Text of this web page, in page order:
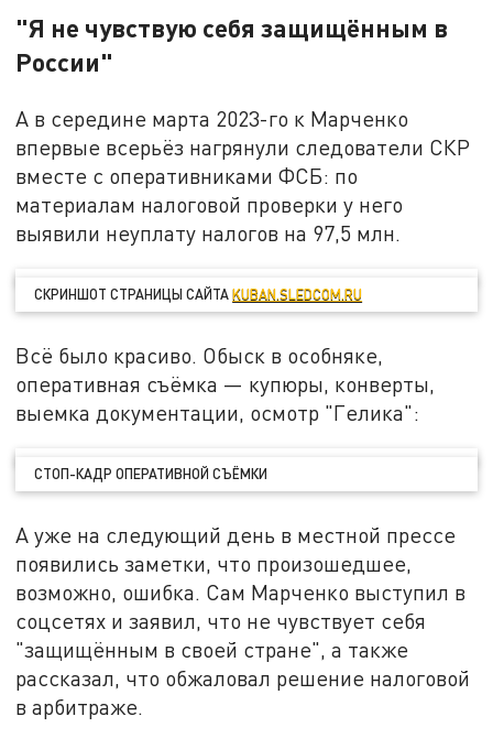
"Я не чувствую себя защищённым в
России"
А в середине марта 2023-го к Марченко
впервые всерьёз нагрянули следователи СКР
вместе с оперативниками ФСБ: по
материалам налоговой проверки у него
выявили неуплату налогов на 97,5 млн.
СКРИНШОТ СТРАНИЦЫ САЙТАKUBAN.SLEDCOM.RU
Всё было красиво. Обыск в особняке,
оперативная съёмка — купюры, конверты,
выемка документации, осмотр "Гелика":
СТОП-КАДР ОПЕРАТИВНОЙ СЪЁМКИ
А уже на следующий день в местной прессе
появились заметки, что произошедшее,
возможно, ошибка. Сам Марченко выступил в
соцсетях и заявил, что не чувствует себя
"защищённым в своей стране", а также
рассказал, что обжаловал решение налоговой
в арбитраже.